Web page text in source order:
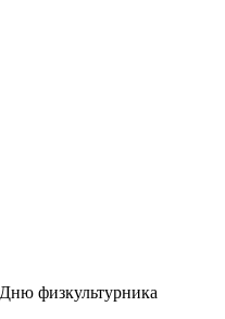
физкультурника